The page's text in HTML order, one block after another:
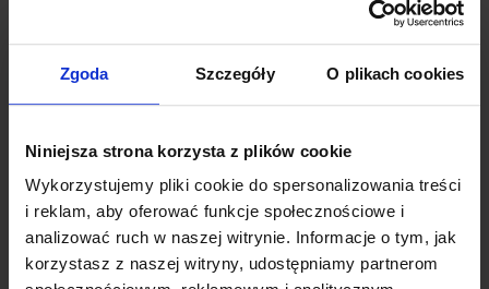
Zgoda Szczegóły O plikach cookies
Niniejsza strona korzysta z plików cookie
Wykorzystujemy pliki cookie do spersonalizowania treści
i reklam, aby oferować funkcje społecznościowe i
analizować ruch w naszej witrynie. Informacje o tym, jak
korzystasz z naszej witryny, udostępniamy partnerom
2
Przeznaczenie
Biura
Wysokość
3.0 m
Zobacz lokal